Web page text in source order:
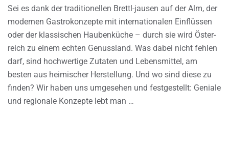
Sei es dank der traditionellen Brettl-jausen auf der Alm, der
modernen Gastrokonzepte mit internationalen Einflüssen
oder der klassischen Haubenküche – durch sie wird Öster-
reich zu einem echten Genussland. Was dabei nicht fehlen
darf, sind hochwertige Zutaten und Lebensmittel, am
besten aus heimischer Herstellung. Und wo sind diese zu
finden? Wir haben uns umgesehen und festgestellt: Geniale
und regionale Konzepte lebt man …